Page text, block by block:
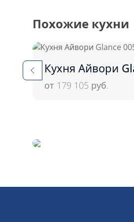
Похожие кухни
Кухня Айвори
от 179 105 руб.